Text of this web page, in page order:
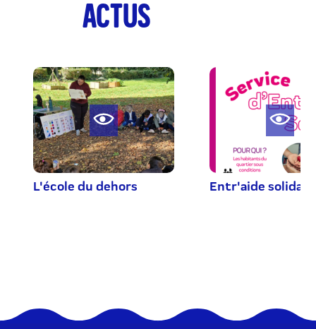
ACTUS
L'école du dehors Entr'aide